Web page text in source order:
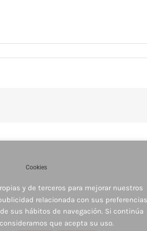
Cookies
y de terceros para mejorar nuestros
relacionada con sus preferencias
sus hábitos de navegación. Si continúa
que acepta su uso.